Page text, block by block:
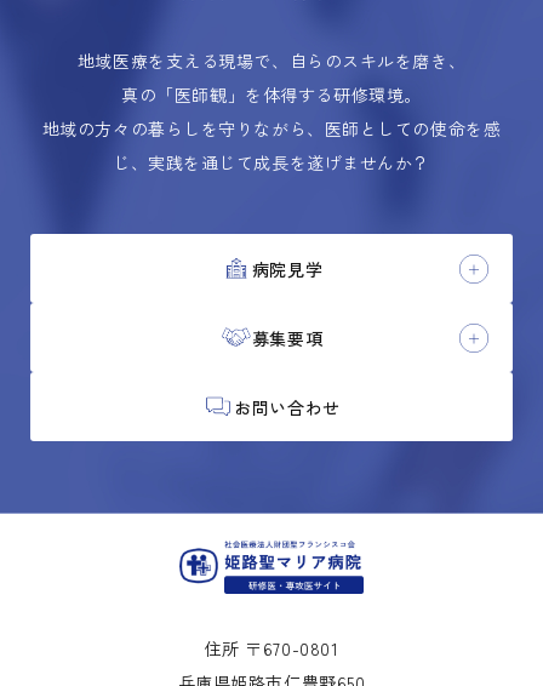
地域医療を支える現場で、自らのスキルを磨き、
真の「医師観」を体得する研修環境。
地域の方々の暮らしを守りながら、医師としての使命を感
じ、実践を通じて成長を遂げませんか？
病院見学
募集要項
お問い合わせ
住所 〒670-0801